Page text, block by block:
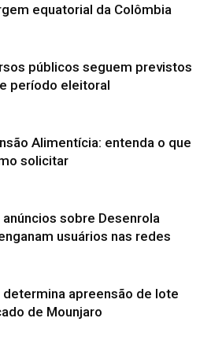
equatorial da Colômbia
públicos seguem previstos
período eleitoral
Alimentícia: entenda o que
solicitar
anúncios sobre Desenrola
usuários nas redes
determina apreensão de lote
de Mounjaro